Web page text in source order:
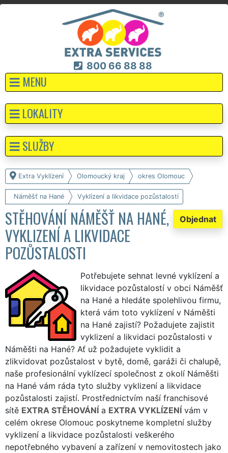
800 66 88 88
MENU
Extra Vyklízení Olomoucký kraj okres Olomouc
Náměšť na Hané Vyklízení a likvidace pozůstalostí
Objednat
STĚHOVÁNÍ NÁMĚŠŤ NA HANÉ,
VYKLIZENÍ A LIKVIDACE
POZŮSTALOSTI
Potřebujete sehnat levné vyklízení a
likvidace pozůstalostí v obci Náměšť
na Hané a hledáte spolehlivou firmu,
která vám toto vyklízení v Náměšti
na Hané zajistí? Požadujete zajistit
vyklizení a likvidaci pozůstalosti v
Náměšti na Hané? Ať už požadujete vyklidit a
zlikvidovat pozůstalost v bytě, domě, garáži či chalupě,
naše profesionální vyklízecí společnost z okolí Náměšti
na Hané vám ráda tyto služby vyklizení a likvidace
pozůstalosti zajistí. Prostřednictvím naší franchisové
sítě EXTRA STĚHOVÁNÍ a EXTRA VYKLÍZENÍ vám v
celém okrese Olomouc poskytneme kompletní služby
vyklizení a likvidace pozůstalosti veškerého
nepotřebného vybavení a zařízení v nemovitostech jako
LOKALITY
SLUŽBY